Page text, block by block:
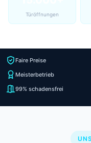
Türöffnungen
Faire Preise
Meisterbetrieb
99% schadensfrei